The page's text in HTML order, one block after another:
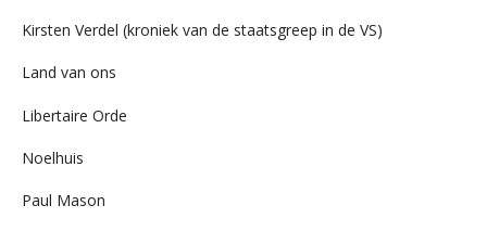
Kirsten Verdel (kroniek van de staatsgreep in de VS)
Land van ons
Libertaire Orde
Noelhuis
Paul Mason